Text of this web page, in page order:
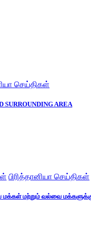
செய்திகள்
SURROUNDING AREA
பிரித்தானியா செய்திகள்
மற்றும் வல்வை